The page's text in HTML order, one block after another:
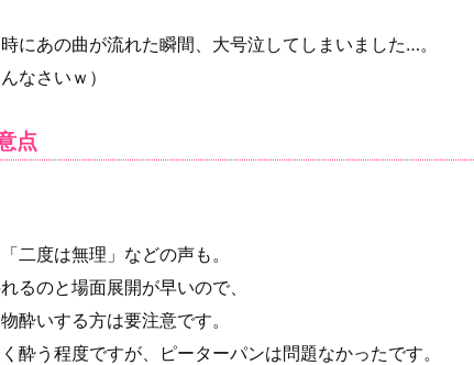
にあの曲が流れた瞬間、大号泣してしまいました…。
なさいｗ）
点
二度は無理」などの声も。
るのと場面展開が早いので、
酔いする方は要注意です。
酔う程度ですが、ピーターパンは問題なかったです。